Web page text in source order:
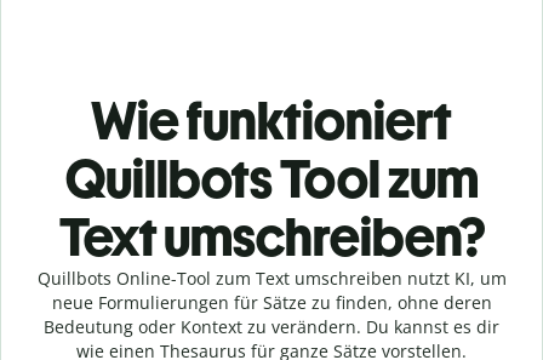
Wie funktioniert
Quillbots Tool zum
Text umschreiben?
Quillbots Online-Tool zum Text umschreiben nutzt KI, um
neue Formulierungen für Sätze zu finden, ohne deren
Bedeutung oder Kontext zu verändern. Du kannst es dir
wie einen Thesaurus für ganze Sätze vorstellen.